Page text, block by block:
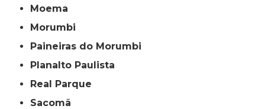
Moema
Morumbi
Paineiras do Morumbi
Planalto Paulista
Real Parque
Sacomã